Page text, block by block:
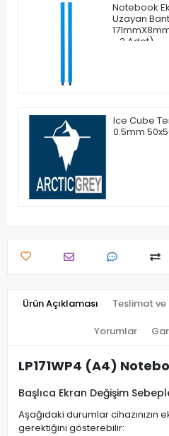
Notebook
Uzayan Bant
- 2 Adet)
Ice Cube
0.5mm
Ürün Açıklaması Teslimat ve
Yorumlar
LP171WP4 (A4)
Başlıca Ekran Değişim
Aşağıdaki durumlar cihazınızın
gerektiğini gösterebilir: